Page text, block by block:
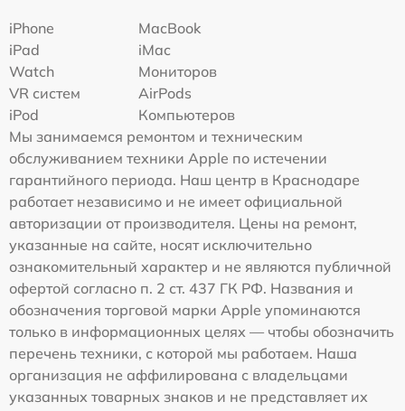
iPhone
MacBook
iPad
iMac
Watch
Мониторов
VR систем
AirPods
iPod
Компьютеров
Мы занимаемся ремонтом и техническим
обслуживанием техники Apple по истечении
гарантийного периода. Наш центр в Краснодаре
работает независимо и не имеет официальной
авторизации от производителя. Цены на ремонт,
указанные на сайте, носят исключительно
ознакомительный характер и не являются публичной
офертой согласно п. 2 ст. 437 ГК РФ. Названия и
обозначения торговой марки Apple упоминаются
только в информационных целях — чтобы обозначить
перечень техники, с которой мы работаем. Наша
организация не аффилирована с владельцами
указанных товарных знаков и не представляет их